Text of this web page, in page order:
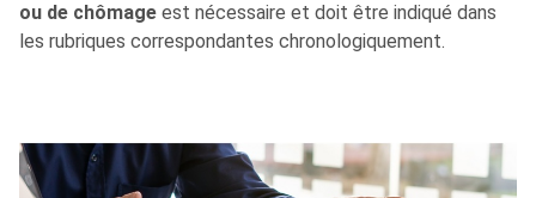
ou de chômage est nécessaire et doit être indiqué dans
les rubriques correspondantes chronologiquement.